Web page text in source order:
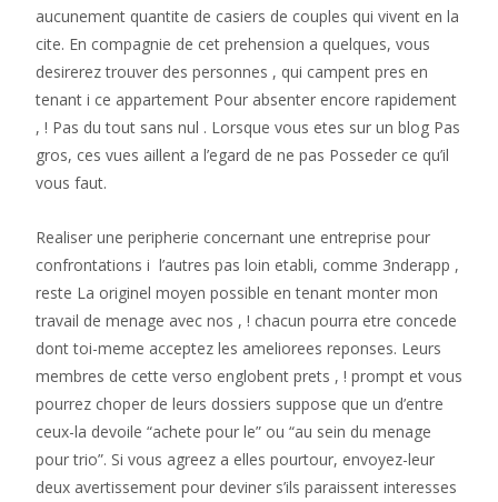
aucunement quantite de casiers de couples qui vivent en la
cite. En compagnie de cet prehension a quelques, vous
desirerez trouver des personnes , qui campent pres en
tenant i ce appartement Pour absenter encore rapidement
, ! Pas du tout sans nul . Lorsque vous etes sur un blog Pas
gros, ces vues aillent a l’egard de ne pas Posseder ce qu’il
vous faut.
Realiser une peripherie concernant une entreprise pour
confrontations i l’autres pas loin etabli, comme 3nderapp ,
reste La originel moyen possible en tenant monter mon
travail de menage avec nos , ! chacun pourra etre concede
dont toi-meme acceptez les ameliorees reponses. Leurs
membres de cette verso englobent prets , ! prompt et vous
pourrez choper de leurs dossiers suppose que un d’entre
ceux-la devoile “achete pour le” ou “au sein du menage
pour trio”. Si vous agreez a elles pourtour, envoyez-leur
deux avertissement pour deviner s’ils paraissent interesses